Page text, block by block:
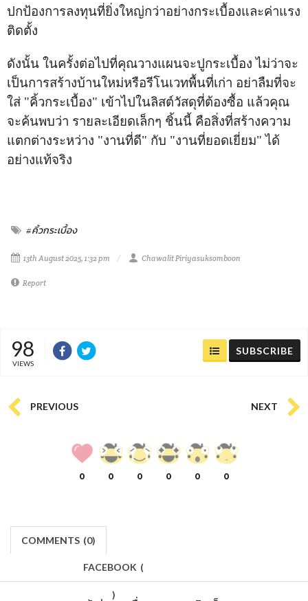
ปกป้องการลงทุนที่ยิ่งใหญ่กว่าอย่างกระเบื้องและค่าแรง
ติดตั้ง
ดังนั้น ในครั้งต่อไปที่คุณวางแผนจะปูกระเบื้อง ไม่ว่าจะ
เป็นการสร้างบ้านใหม่หรือรีโนเวทพื้นที่เก่า อย่าลืมที่จะ
ใส่ "คิ้วกระเบื้อง" เข้าไปในลิสต์วัสดุที่ต้องซื้อ แล้วคุณ
จะค้นพบว่า รายละเอียดเล็กๆ ชิ้นนี้ คือสิ่งที่สร้างความ
แตกต่างระหว่าง "งานที่ดี" กับ "งานที่ยอดเยี่ยม" ได้
อย่างแท้จริง
#คิ้วกระเบื้อง
13th August 2025, 1:32 pm Chawalit Piriyasuksomboon
Report
98
VIEWS
SUBSCRIBE
PREVIOUS NEXT
0 0 0 0 0 0
COMMENTS (0)
FACEBOOK (
)